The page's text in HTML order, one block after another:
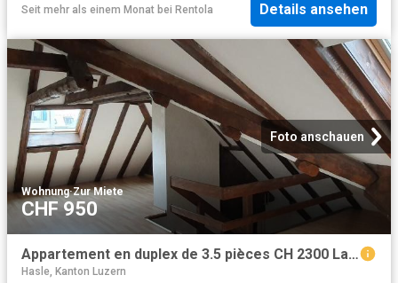
Seit mehr als einem Monat bei Rentola Details ansehen
Foto anschauen
Wohnung·Zur Miete
CHF 950
Appartement en duplex de 3.5 pièces CH 2300 La Chaux de Fonds, Rue Numa Droz 4 CHF 950. /mois + ch
Hasle, Kanton Luzern